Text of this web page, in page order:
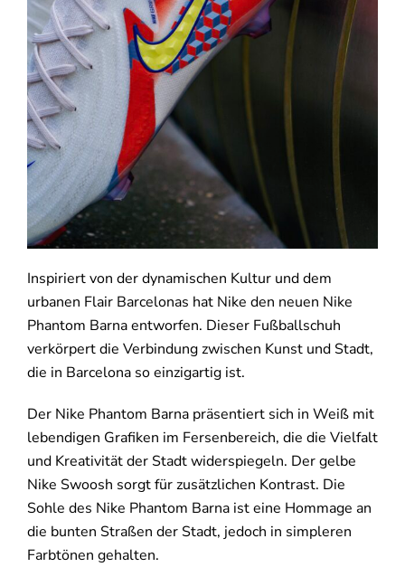
Inspiriert von der dynamischen Kultur und dem
urbanen Flair Barcelonas hat Nike den neuen Nike
Phantom Barna entworfen. Dieser Fußballschuh
verkörpert die Verbindung zwischen Kunst und Stadt,
die in Barcelona so einzigartig ist.
Der Nike Phantom Barna präsentiert sich in Weiß mit
lebendigen Grafiken im Fersenbereich, die die Vielfalt
und Kreativität der Stadt widerspiegeln. Der gelbe
Nike Swoosh sorgt für zusätzlichen Kontrast. Die
Sohle des Nike Phantom Barna ist eine Hommage an
die bunten Straßen der Stadt, jedoch in simpleren
Farbtönen gehalten.